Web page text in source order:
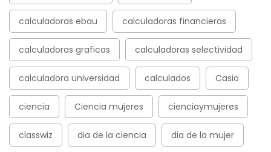
calculadoras ebau calculadoras financieras
calculadoras graficas calculadoras selectividad
calculadora universidad calculados Casio
ciencia Ciencia mujeres cienciaymujeres
classwiz dia de la ciencia dia de la mujer